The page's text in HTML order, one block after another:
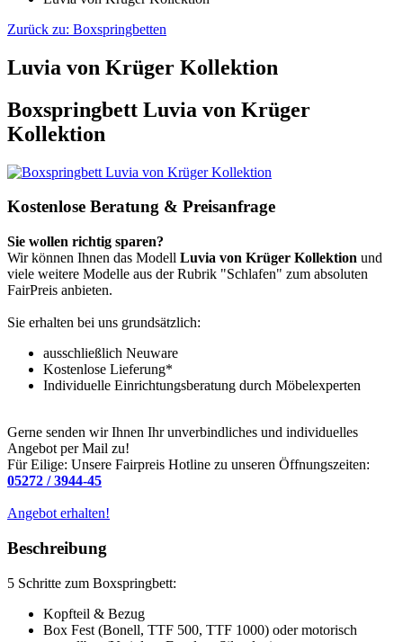
Zurück zu: Boxspringbetten
Luvia von Krüger Kollektion
Boxspringbett Luvia von Krüger
Kollektion
Kostenlose Beratung & Preisanfrage
Sie wollen richtig sparen?
Wir können Ihnen das Modell Luvia von Krüger Kollektion und
viele weitere Modelle aus der Rubrik "Schlafen" zum absoluten
FairPreis anbieten.
Sie erhalten bei uns grundsätzlich:
ausschließlich Neuware
Kostenlose Lieferung*
Individuelle Einrichtungsberatung durch Möbelexperten
Gerne senden wir Ihnen Ihr unverbindliches und individuelles
Angebot per Mail zu!
Für Eilige: Unsere Fairpreis Hotline zu unseren Öffnungszeiten:
05272 / 3944-45
Angebot erhalten!
Beschreibung
5 Schritte zum Boxspringbett:
Kopfteil & Bezug
Box Fest (Bonell, TTF 500, TTF 1000) oder motorisch